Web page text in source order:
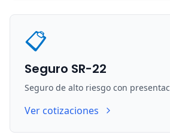
📋
Seguro SR-22
Seguro de alto riesgo con
Ver cotizaciones